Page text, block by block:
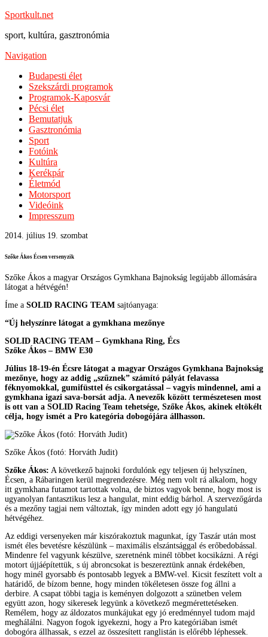
Sportkult.net
sport, kultúra, gasztronómia
Navigation
Budapesti élet
Szekszárdi programok
Programok-Kaposvár
Pécsi élet
Bemutatjuk
Gasztronómia
Sport
Fotóink
Kultúra
Kerékpár
Életmód
Motorsport
Videóink
Impresszum
2014. július 19. szombat
Szőke Ákos Écsen versenyzik
Szőke Ákos a magyar Országos Gymkhana Bajnokság legújabb állomására
látogat a hétvégén!
Íme a SOLID RACING TEAM sajtóanyaga:
“Új helyszínre látogat a gymkhana mezőnye
SOLID RACING TEAM – Gymkhana Ring, Écs
Szőke Ákos – BMW E30
Július 18-19-én Écsre látogat a magyar Országos Gymkhana Bajnokság
mezőnye, hogy az addig „szűznek” számító pályát felavassa
féknyomokkal, gumifüsttel és csikorgatással – vagyis mindennel, ami a
gymkhana igazi sava-borsát adja. A nevezők között természetesen most
is ott van a SOLID Racing Team tehetsége, Szőke Ákos, akinek eltökélt
célja, hogy ismét a Pro kategória dobogójára állhasson.
Szőke Ákos (fotó: Horváth Judit)
Szőke Ákos: A következő bajnoki fordulónk egy teljesen új helyszínen,
Écsen, a Rábaringen kerül megrendezésre. Még nem volt rá alkalom, hogy
itt gymkhana futamot tartottak volna, de biztos vagyok benne, hogy most is
ugyanolyan fantasztikus lesz a hangulat, mint eddig bárhol. A szervezőgárda
és a mezőny tagjai nem változtak, így minden adott egy jó hangulatú
hétvégéhez.
Az eddigi versenyeken már kiszórakoztuk magunkat, így Taszár után most
ismét éles bevetésre készülünk – maximális elszántsággal és erőbedobással.
Mindenre fel vagyunk készülve, szeretnénk minél többet kocsikázni. A régi
motort újjáépítettük, s új abroncsokat is beszereztünk annak érdekében,
hogy minél gyorsabb és pontosabb legyek a BMW-vel. Kicsit feszített volt a
határidő, de bízom benne, hogy minden tökéletesen össze fog állni a
derbire. A csapat többi tagja is keményen dolgozott a szünetben velem
együtt azon, hogy sikeresek legyünk a következő megmérettetéseken.
Remélem, hogy az áldozatos munkájukat egy jó eredménnyel tudom majd
meghálálni. Nagyon fogok igyekezni, hogy a Pro kategóriában ismét
dobogóra állhassak, s ezzel az összesített ranglistán is előrébb léphessek.